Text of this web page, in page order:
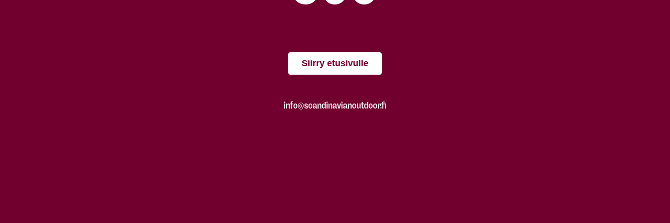
Siirry etusivulle
info@scandinavianoutdoor.fi